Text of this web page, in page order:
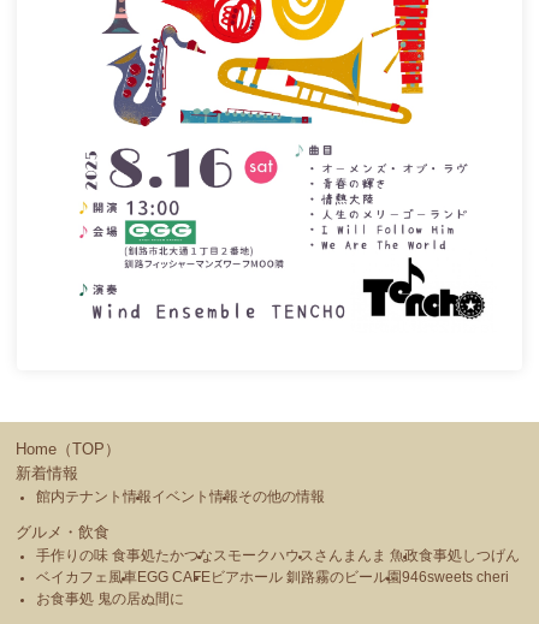
Home（TOP）
新着情報
館内テナント情報イベント情報その他の情報
グルメ・飲食
手作りの味 食事処たかつな スモークハウス さんまんま 魚政食事処しつげん
ベイカフェ風車EGG CAFE ビアホール 釧路霧のビール園946sweets cheri
お食事処 鬼の居ぬ間に